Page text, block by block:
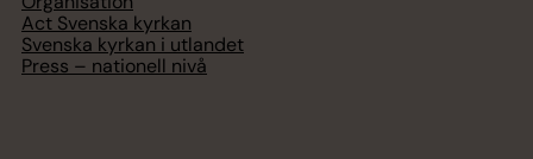
Act Svenska kyrkan
Svenska kyrkan i utlandet
Press – nationell nivå